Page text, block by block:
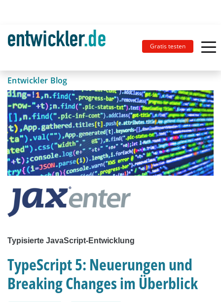
Gratis testen
Entwickler Blog
Typisierte JavaScript-Entwicklung
TypeScript 5: Neuerungen und
Breaking Changes im Überblick